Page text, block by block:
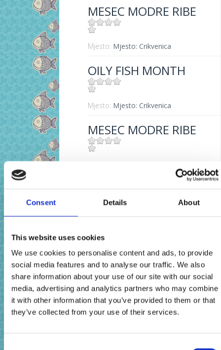
Consent Details About
This website uses cookies
We use cookies to personalise content and ads, to provide
social media features and to analyse our traffic. We also
share information about your use of our site with our social
media, advertising and analytics partners who may combine
it with other information that you’ve provided to them or that
they’ve collected from your use of their services.
MESEC MODRE RIBE
Mjesto: Mjesto: Crikvenica
OILY FISH MONTH
Mjesto: Mjesto: Crikvenica
MESEC MODRE RIBE
11. MJESEC PLAVE
RIBE
Mjesto:Mjesto: Crikvenica
MESIAC MODREJ
RYBY